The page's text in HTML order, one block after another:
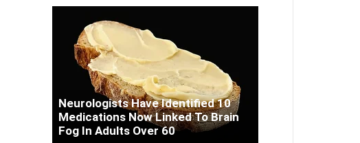
Neurologists Have Identified 10
Medications Now Linked To Brain
Fog In Adults Over 60